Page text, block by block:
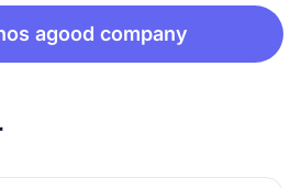
agood company